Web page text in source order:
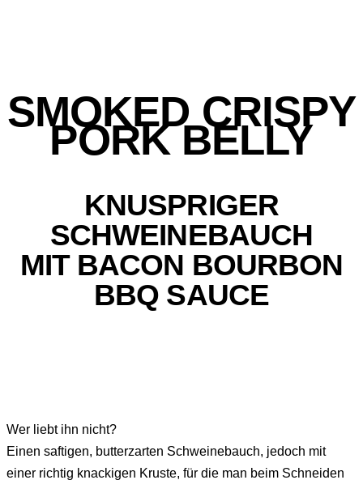
SMOKED CRISPY
PORK BELLY
KNUSPRIGER
SCHWEINEBAUCH
MIT BACON BOURBON
BBQ SAUCE
Wer liebt ihn nicht?
Einen saftigen, butterzarten Schweinebauch, jedoch mit
einer richtig knackigen Kruste, für die man beim Schneiden